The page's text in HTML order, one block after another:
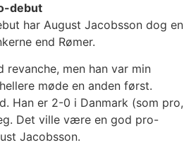
debut
har August Jacobsson dog en
end Rømer.
revanche, men han var min
møde en anden først.
Han er 2-0 i Danmark (som pro,
Det ville være en god pro-
Jacobsson.